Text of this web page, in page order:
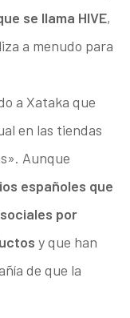
se llama HIVE,
a menudo para
a Xataka que
en las tiendas
Aunque
españoles que
por
y que han
de que la